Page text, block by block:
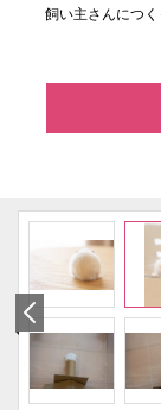
飼い主さんにつ